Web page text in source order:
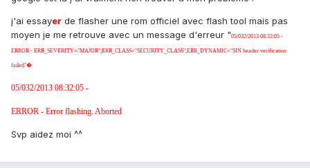
j'ai essayer de flasher une rom officiel avec flash tool mais pas
moyen je me retrouve avec un message d'erreur "05/032/2013 08:32:05 -
ERROR - ERR_SEVERITY="MAJOR";ERR_CLASS="SECURITY_CLASS";ERR_DYNAMIC="SIN header verification
failed"�
05/032/2013 08:32:05 -
ERROR - Error flashing. Aborted
Svp aidez moi ^^